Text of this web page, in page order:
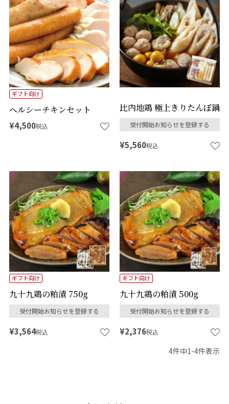
ヘルシーチキンセット
ギフト向け
¥4,500税込
比内地鶏 極上きりたんぽ鍋
受付開始お知らせを登録する
¥5,560税込
九十九鶏の粕漬 750g
ギフト向け
受付開始お知らせを登録する
¥3,564税込
九十九鶏の粕漬 500g
ギフト向け
受付開始お知らせを登録する
¥2,376税込
4件中1 -4件表示